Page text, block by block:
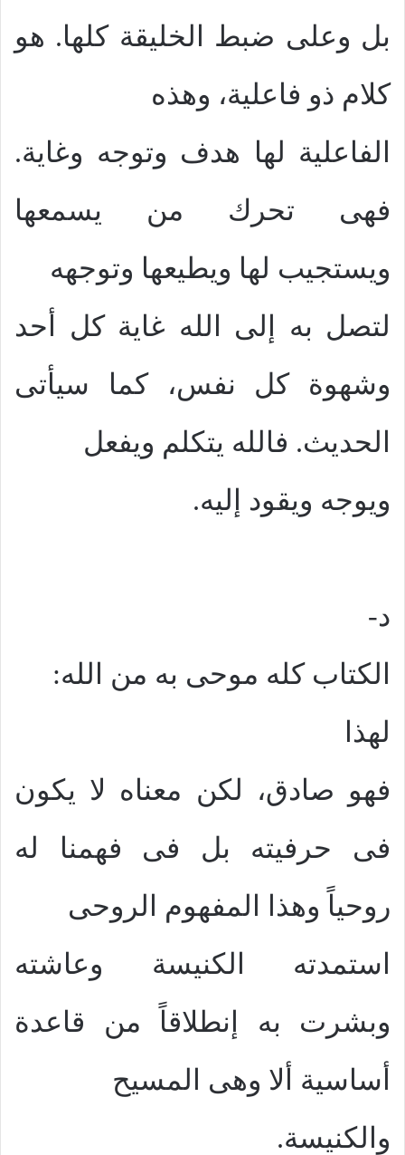
بل وعلى ضبط الخليقة كلها. هو
كلام ذو فاعلية، وهذه
الفاعلية لها هدف وتوجه وغاية.
فهى تحرك من يسمعها
ويستجيب لها ويطيعها وتوجهه
لتصل به إلى الله غاية كل أحد
وشهوة كل نفس، كما سيأتى
الحديث. فالله يتكلم ويفعل
ويوجه ويقود إليه.
د-
الكتاب كله موحى به من الله:
لهذا
فهو صادق، لكن معناه لا يكون
فى حرفيته بل فى فهمنا له
روحياً وهذا المفهوم الروحى
استمدته الكنيسة وعاشته
وبشرت به إنطلاقاً من قاعدة
أساسية ألا وهى المسيح
والكنيسة.